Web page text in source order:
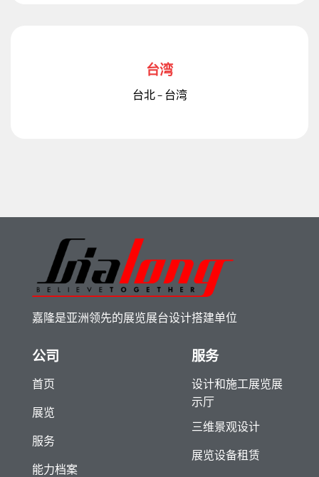
台湾
台北 – 台湾
嘉隆是亚洲领先的展览展台设计搭建单位
公司
首页
展览
服务
能力档案
服务
设计和施工展览展
示厅
三维景观设计
展览设备租赁